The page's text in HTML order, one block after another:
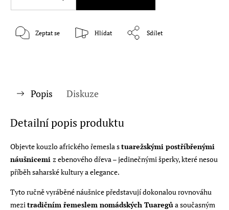
Zeptat se Hlídat Sdílet
Popis Diskuze
Detailní popis produktu
Objevte kouzlo afrického řemesla stuarežskými postříbřenými
náušnicemi z ebenového dřeva – jedinečnými šperky, které nesou
příběh saharské kultury a elegance.
Tyto ručně vyráběné náušnice představují dokonalou rovnováhu
mezi tradičním řemeslem nomádských Tuaregůa současným